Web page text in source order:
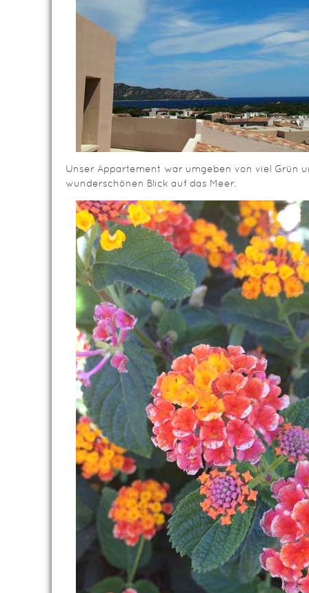
Unser Appartement war umgeben von viel Grün
wunderschönen Blick auf das Meer.